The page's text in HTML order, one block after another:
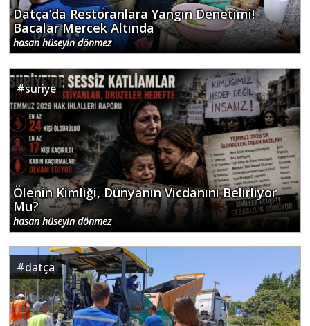
Datça’da Restoranlara Yangın Denetimi!
Bacalar Mercek Altında
hasan hüseyin dönmez
#suriye
Ölenin Kimliği, Dünyanın Vicdanını Belirliyor
Mu?
hasan hüseyin dönmez
#datça